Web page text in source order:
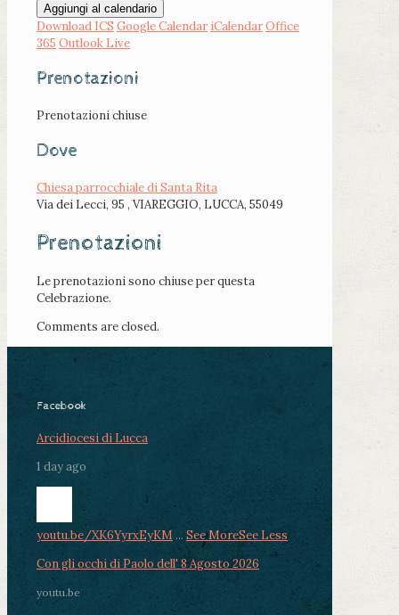
Aggiungi al calendario
Download ICS Google Calendar iCalendarOffice
365 Outlook Live
Prenotazioni
Prenotazioni chiuse
Dove
Chiesa parrocchiale di Santa Rita
Via dei Lecci, 95 , VIAREGGIO, LUCCA, 55049
Prenotazioni
Le prenotazioni sono chiuse per questa
Celebrazione.
Comments are closed.
Facebook
Arcidiocesi di Lucca
1 day ago
youtu.be/XK6YyrxEyKM ... See MoreSee Less
Con gli occhi di Paolo dell' 8 Agosto 2026
youtu.be